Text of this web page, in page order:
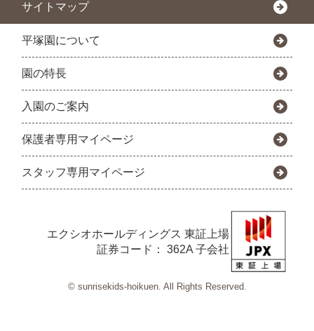
サイトマップ
平塚園について
園の特長
入園のご案内
保護者専用マイページ
スタッフ専用マイページ
エクシオホールディングス 東証上場
証券コード： 362A 子会社
© sunrisekids-hoikuen. All Rights Reserved.